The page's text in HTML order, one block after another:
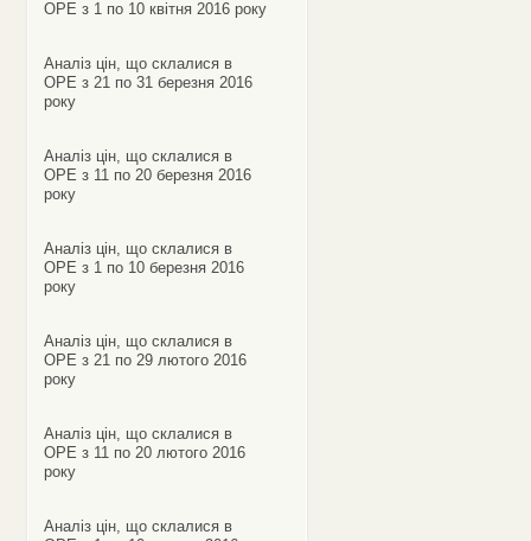
ОРЕ з 1 по 10 квітня 2016 року
Аналіз цін, що склалися в
ОРЕ з 21 по 31 березня 2016
року
Аналіз цін, що склалися в
ОРЕ з 11 по 20 березня 2016
року
Аналіз цін, що склалися в
ОРЕ з 1 по 10 березня 2016
року
Аналіз цін, що склалися в
ОРЕ з 21 по 29 лютого 2016
року
Аналіз цін, що склалися в
ОРЕ з 11 по 20 лютого 2016
року
Аналіз цін, що склалися в